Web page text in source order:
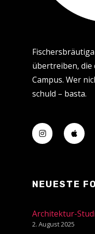
übertreiben, die
Campus. Wer
schuld – basta.
NEUESTE
Architektur-
2. August 2025